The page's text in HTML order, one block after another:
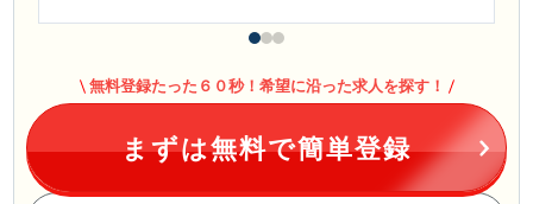
無料登録たった６０秒！希望に沿った求人を探す！
まずは無料で簡単登録